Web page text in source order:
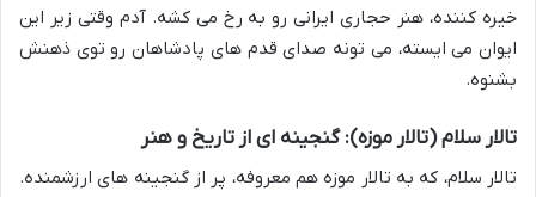
خیره کننده، هنر حجاری ایرانی رو به رخ می کشه. آدم وقتی زیر این
ایوان می ایسته، می تونه صدای قدم های پادشاهان رو توی ذهنش
بشنوه.
تالار سلام (تالار موزه): گنجینه ای از تاریخ و هنر
تالار سلام، که به تالار موزه هم معروفه، پر از گنجینه های ارزشمنده.